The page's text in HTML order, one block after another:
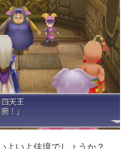
よいよ佳境でしょうか？